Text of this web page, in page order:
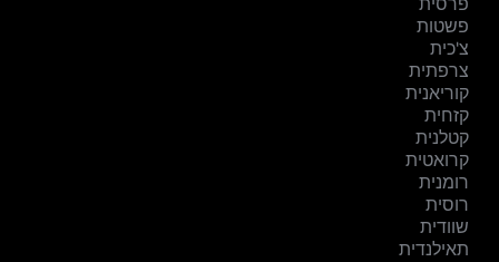
פשטות
צ'כית
צרפתית
קוריאנית
קזחית
קטלנית
קרואטית
רומנית
רוסית
שוודית
תאילנדית